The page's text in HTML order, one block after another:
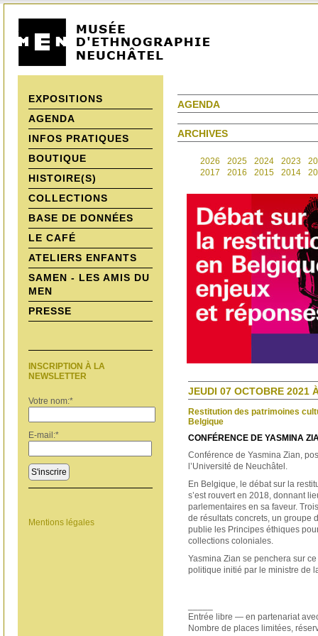
EXPOSITIONS
AGENDA
INFOS PRATIQUES
BOUTIQUE
HISTOIRE(S)
COLLECTIONS
BASE DE DONNÉES
LE CAFÉ
ATELIERS ENFANTS
SAMEN - LES AMIS DU
MEN
PRESSE
INSCRIPTION À LA
NEWSLETTER
Votre nom:*
E-mail:*
S'inscrire
Mentions légales
AGENDA
ARCHIVES
2026 2025 2024 2023
2017
2016 2015 2014
JEUDI 07 OCTOBRE 2021
Restitution des patrimoines
Belgique
CONFÉRENCE DE YASMINA
Conférence de Yasmina Zian,
l’Université de Neuchâtel.
En Belgique, le débat sur la
s’est rouvert en 2018, donnant
parlementaires en sa faveur.
de résultats concrets, un groupe
publie les Principes éthiques
collections coloniales.
Yasmina Zian se penchera sur
politique initié par le ministre de
Entrée libre — en partenariat
Nombre de places limitées,